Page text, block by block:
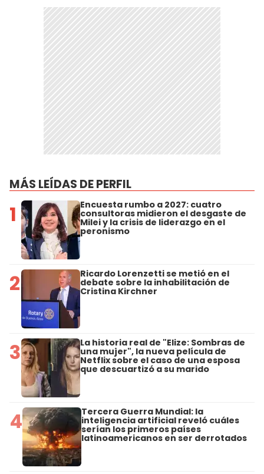
MÁS LEÍDAS DE PERFIL
1 Encuesta rumbo a 2027: cuatro
consultoras midieron el desgaste de
Milei y la crisis de liderazgo en el
peronismo
2 Ricardo Lorenzetti se metió en el
debate sobre la inhabilitación de
Cristina Kirchner
3 La historia real de "Elize: Sombras de
una mujer", la nueva película de
Netflix sobre el caso de una esposa
que descuartizó a su marido
4 Tercera Guerra Mundial: la
inteligencia artificial reveló cuáles
serían los primeros países
latinoamericanos en ser derrotados